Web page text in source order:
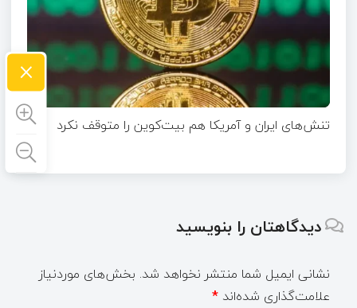
تنش‌های ایران و آمریکا هم بیت‌کوین را متوقف نکرد
دیدگاهتان را بنویسید
نشانی ایمیل شما منتشر نخواهد شد. بخش‌های موردنیاز
علامت‌گذاری شده‌اند *
×